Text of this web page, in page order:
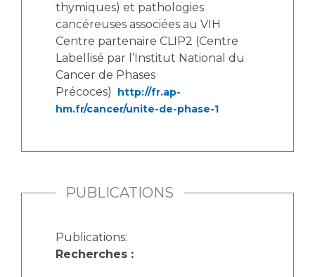
thymiques) et pathologies
cancéreuses associées au VIH
Centre partenaire CLIP2 (Centre
Labellisé par l’Institut National du
Cancer de Phases
Précoces) http://fr.ap-
hm.fr/cancer/unite-de-phase-1
PUBLICATIONS
Publications:
Recherches :